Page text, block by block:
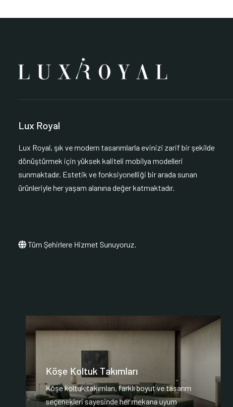
Lux Royal
Lux Royal, şık ve modern tasarımlarla evinizi zarif bir şekilde
dönüştürmek için yüksek kaliteli mobilya modelleri
sunmaktadır. Estetik ve fonksiyonelliği bir arada sunan
ürünleriyle her yaşam alanına değer katmaktadır.
Tüm Şehirlere Hizmet Sunuyoruz.
Köşe Koltuk Takımları
Köşe koltuk takımları, farklı boyut ve tasarım
seçenekleri sayesinde her mekana uyum